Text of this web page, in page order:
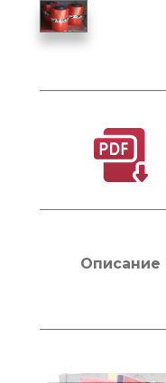
Описание